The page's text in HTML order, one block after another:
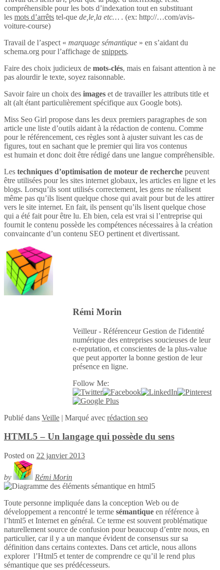
compréhensible pour les bots d’indexation tout en substituant
les mots d’arrêts tel-que de,le,la etc… . (ex: http://…com/avis-
voiture-course)
Travail de l’aspect « marquage sémantique » en s’aidant du
schema.org pour l’affichage de snippets.
Faire des choix judicieux de mots-clés, mais en faisant attention à ne
pas alourdir le texte, soyez raisonnable.
Savoir faire un choix des images et de travailler les attributs title et
alt (alt étant particulièrement spécifique aux Google bots).
Miss Seo Girl propose dans les deux premiers paragraphes de son
article une liste d’outils aidant à la rédaction de contenu. Comme
pour le référencement, ces règles sont à ajuster suivant les cas de
figures, tout en sachant que le premier qui lira vos contenus
est humain et donc doit être rédigé dans une langue compréhensible.
Les techniques d’optimisation de moteur de recherche peuvent
être utilisées pour les sites internet globaux, les articles en ligne et les
blogs. Lorsqu’ils sont utilisés correctement, les gens ne réalisent
même pas qu’ils lisent quelque chose qui avait pour but de les attirer
vers le site internet. En fait, ils pensent qu’ils lisent quelque chose
qui a été fait pour être lu. Eh bien, cela est vrai si l’entreprise qui
fournit le contenu possède les compétences nécessaires à la création
convaincante d’un contenu SEO pertinent et divertissant.
Rémi Morin
Veilleur - Référenceur Gestion de l'identité
numérique des entreprises soucieuses de leur
e-reputation, et conscientes de la plus-value
que peut apporter la bonne gestion de leur
présence en ligne.
Follow Me:
Publié dans Veille | Marqué avec rédaction seo
HTML5 – Un langage qui possède du sens
Posted on 22 janvier 2013
by Rémi Morin
Toute personne impliquée dans la conception Web ou de
développement a rencontré le terme sémantique en référence à
l’html5 et Internet en général. Ce terme est souvent problématique
naturellement source de confusion pour beaucoup d’entre nous, en
particulier, car il y a un manque évident de consensus sur sa
définition dans certains contextes. Dans cet article, nous allons
explorer l’Html5 et tenter de comprendre ce qu’il le rend plus
sémantique que ses prédécesseurs.